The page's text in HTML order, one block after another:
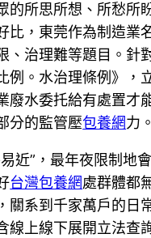
的所思所想、所愁所
比，東莞作為制造業
、治理難等題目。
。水治理條例》
廢水委托給有處置才
分的監管壓包養網力。
近”，最年夜限制地
台灣包養網處群體都
關系到千家萬戶的
線上線下展開立法